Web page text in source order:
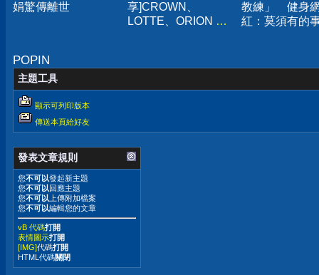
娟驚傳離世
享]CROWN、
LOTTE、ORION 三
教練」 健身
紅：莫須有的
POPIN
主題工具
顯示可列印版本
傳送本頁給好友
發表文章規則
您不可以發起新主題
您不可以回應主題
您不可以 上傳附加檔案
您不可以編輯您的文章
vB 代碼打開
表情圖示打開
[IMG]代碼打開
HTML代碼關閉